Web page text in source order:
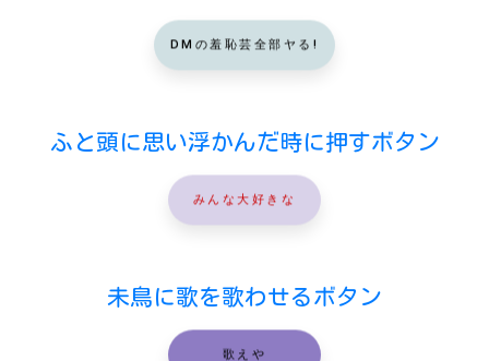
DMの羞恥芸全部ヤる!
ふと頭に思い浮かんだ時に押すボタン
みんな大好きな
未鳥に歌を歌わせるボタン
歌えや